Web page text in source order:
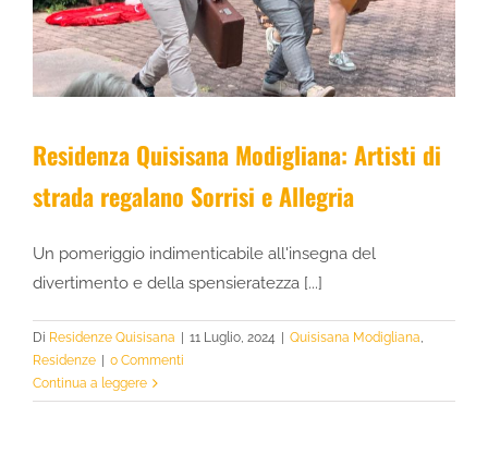
Residenza Quisisana Modigliana: Artisti di
strada regalano Sorrisi e Allegria
Un pomeriggio indimenticabile all'insegna del
divertimento e della spensieratezza [...]
Di Residenze Quisisana 11 Luglio, 2024 Quisisana Modigliana,
Residenze
0 Commenti
Continua a leggere